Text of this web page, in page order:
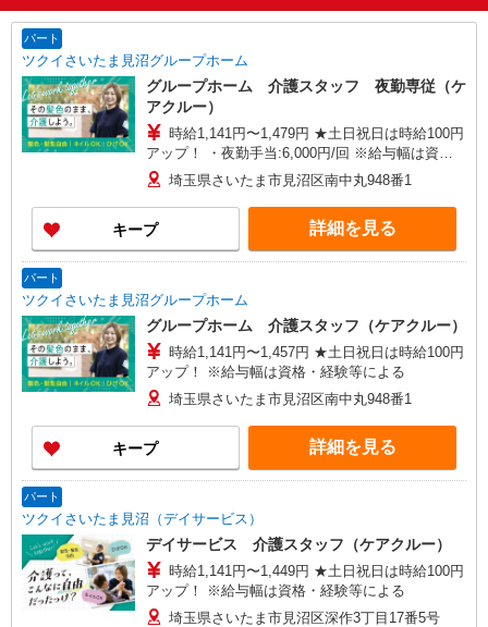
パート
ツクイさいたま見沼グループホーム
グループホーム 介護スタッフ 夜勤専従（ケ
アクルー）
時給1,141円〜1,479円 ★土日祝日は時給100円
アップ！ ・夜勤手当:6,000円/回 ※給与幅は資
格・経験等による
埼玉県さいたま市見沼区南中丸948番1
キープ 詳細を見る
パート
ツクイさいたま見沼グループホーム
グループホーム 介護スタッフ（ケアクルー）
時給1,141円〜1,457円 ★土日祝日は時給100円
アップ！ ※給与幅は資格・経験等による
埼玉県さいたま市見沼区南中丸948番1
キープ 詳細を見る
パート
ツクイさいたま見沼（デイサービス）
デイサービス 介護スタッフ（ケアクルー）
時給1,141円〜1,449円 ★土日祝日は時給100円
アップ！ ※給与幅は資格・経験等による
埼玉県さいたま市見沼区深作3丁目17番5号